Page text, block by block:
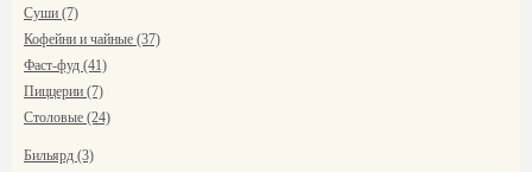
Суши (7)
Кофейни и чайные (37)
Фаст-фуд (41)
Пиццерии (7)
Столовые (24)
Бильярд (3)